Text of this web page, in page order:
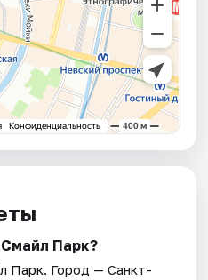
Парк?
Парк. Город — Санкт-